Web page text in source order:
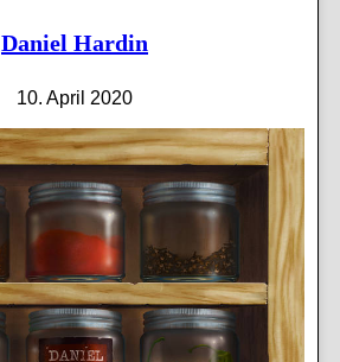
Daniel Hardin
10. April 2020